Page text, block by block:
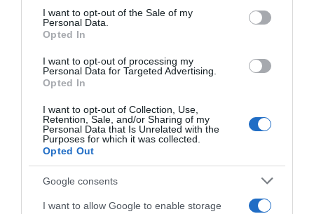
consent section.
I want to opt-out of the Sale of my
Personal Data.
Opted In
I want to opt-out of processing my
Personal Data for Targeted Advertising.
Opted In
I want to opt-out of Collection, Use,
Retention, Sale, and/or Sharing of my
Personal Data that Is Unrelated with the
Purposes for which it was collected.
Opted Out
Google consents
I want to allow Google to enable storage